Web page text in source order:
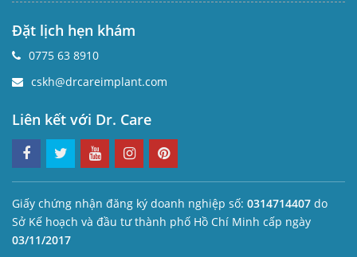
Đặt lịch hẹn khám
0775 63 8910
cskh@drcareimplant.com
Liên kết với Dr. Care
Giấy chứng nhận đăng ký doanh nghiệp số: 0314714407 do
Sở Kế hoạch và đầu tư thành phố Hồ Chí Minh cấp ngày
03/11/2017